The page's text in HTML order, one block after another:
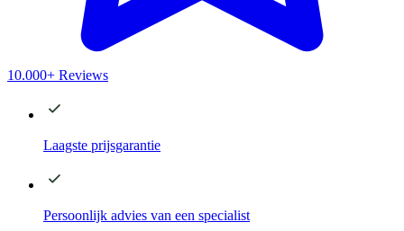
10.000+ Reviews
Laagste prijsgarantie
Persoonlijk advies van een specialist